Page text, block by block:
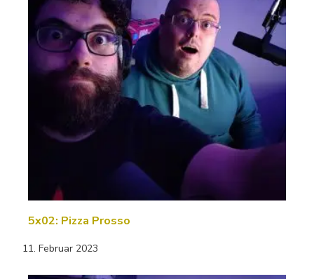
5x02: Pizza Prosso
11. Februar 2023